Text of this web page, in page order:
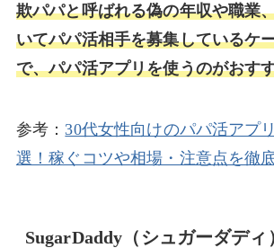
欺パパと呼ばれる偽の年収や職業
いてパパ活相手を募集しているケ
で、パパ活アプリを使うのがおす
参考：30代女性向けのパパ活アプ
選！稼ぐコツや相場・注意点を徹
SugarDaddy（シュガーダディ